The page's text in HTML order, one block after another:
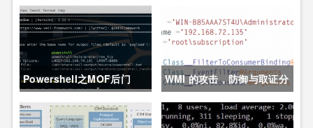
Powershell之MOF后门
WMI 的攻击，防御与取证分
析技术之防御篇